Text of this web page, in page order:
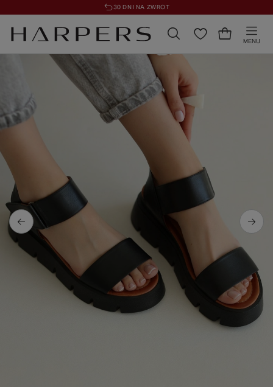
30 DNI NA ZWROT
MENU